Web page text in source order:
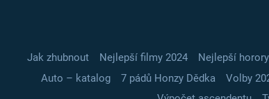
Jak zhubnout Nejlepší filmy 2024 Nejlepší horory
Auto – katalog
7 pádů Honzy Dědka Volby